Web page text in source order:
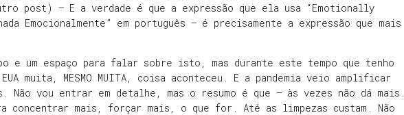
post) — E a verdade é que a expressão que ela usa “Emotionally
Emocionalmente” em português – é precisamente a expressão que mais
e um espaço para falar sobre isto, mas durante este tempo que tenho
muita, MESMO MUITA, coisa aconteceu. E a pandemia veio amplificar
Não vou entrar em detalhe, mas o resumo é que — às vezes não dá mais.
concentrar mais, forçar mais, o que for. Até as limpezas custam. Não